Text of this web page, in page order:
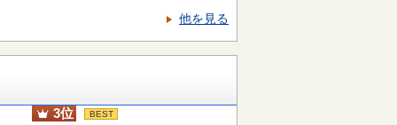
他を見る
3位 BEST